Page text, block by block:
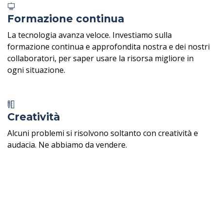
Formazione continua
La tecnologia avanza veloce. Investiamo sulla
formazione continua e approfondita nostra e dei nostri
collaboratori, per saper usare la risorsa migliore in
ogni situazione.
Creatività
Alcuni problemi si risolvono soltanto con creatività e
audacia. Ne abbiamo da vendere.